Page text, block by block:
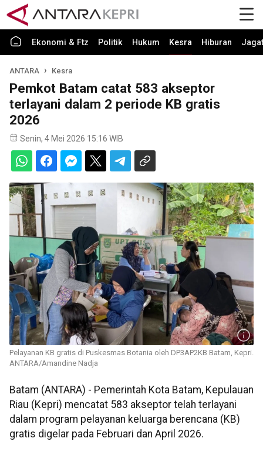
Ekonomi & Ftz Politik Hukum Kesra Hiburan Jagat
ANTARA Kesra
Pemkot Batam catat 583 akseptor
terlayani dalam 2 periode KB gratis
2026
Senin, 4 Mei 2026 15:16 WIB
Pelayanan KB gratis di Puskesmas Botania oleh DP3AP2KB Batam, Kepri.
ANTARA/Amandine Nadja
Batam (ANTARA) - Pemerintah Kota Batam, Kepulauan
Riau (Kepri) mencatat 583 akseptor telah terlayani
dalam program pelayanan keluarga berencana (KB)
gratis digelar pada Februari dan April 2026.